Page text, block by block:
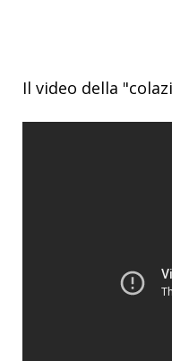
Il video della